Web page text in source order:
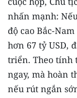
CHUYÊN ĐỀ
CÁC CHUYÊN
VỀ BÁO NHÂN
nhấn mạnh:
độ cao Bắc-
hơn 67 tỷ USD,
triển. Theo tính
ngay, mà hoàn
nếu rút ngắn